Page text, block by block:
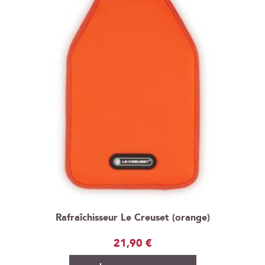
Rafraîchisseur Le Creuset (orange)
21,90 €